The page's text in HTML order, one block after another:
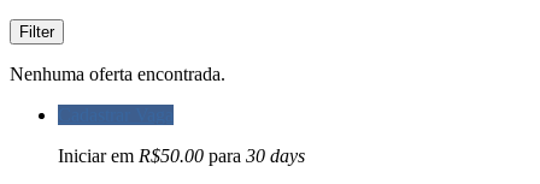
Nenhuma oferta encontrada.
Iniciar em R$50.00 para 30 days